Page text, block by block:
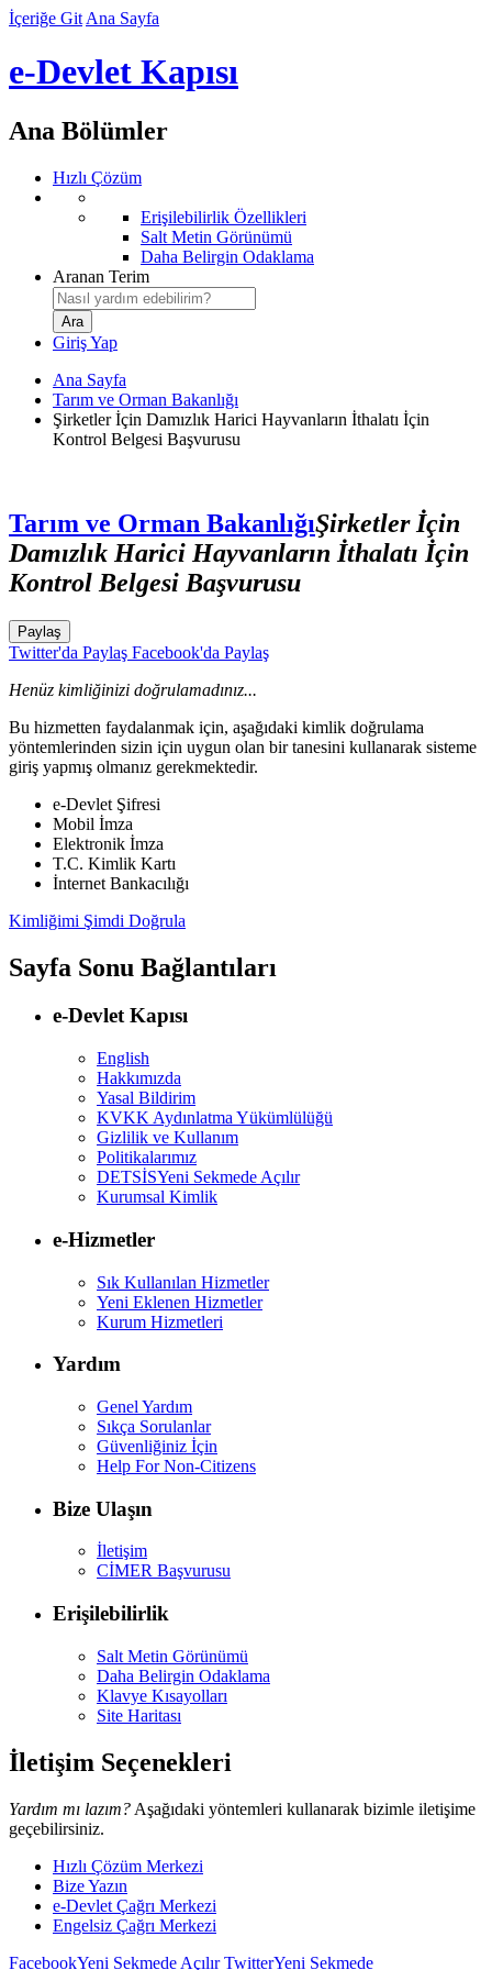
İçeriğe Git Ana Sayfa
e-Devlet Kapısı
Ana Bölümler
Hızlı Çözüm
Erişilebilirlik Özellikleri
Salt Metin Görünümü
Daha Belirgin Odaklama
Aranan Terim
Giriş Yap
Ana Sayfa
Tarım ve Orman Bakanlığı
Şirketler İçin Damızlık Harici Hayvanların İthalatı İçin
Kontrol Belgesi Başvurusu
Tarım ve Orman BakanlığıŞirketler İçin
Damızlık Harici Hayvanların İthalatı İçin
Kontrol Belgesi Başvurusu
Paylaş
Twitter'da Paylaş Facebook'da Paylaş
Henüz kimliğinizi doğrulamadınız...
Bu hizmetten faydalanmak için, aşağıdaki kimlik doğrulama
yöntemlerinden sizin için uygun olan bir tanesini kullanarak sisteme
giriş yapmış olmanız gerekmektedir.
e-Devlet Şifresi
Mobil İmza
Elektronik İmza
T.C. Kimlik Kartı
İnternet Bankacılığı
Kimliğimi Şimdi Doğrula
Sayfa Sonu Bağlantıları
e-Devlet Kapısı
English
Hakkımızda
Yasal Bildirim
KVKK Aydınlatma Yükümlülüğü
Gizlilik ve Kullanım
Politikalarımız
DETSİSYeni Sekmede Açılır
Kurumsal Kimlik
e-Hizmetler
Sık Kullanılan Hizmetler
Yeni Eklenen Hizmetler
Kurum Hizmetleri
Yardım
Genel Yardım
Sıkça Sorulanlar
Güvenliğiniz İçin
Help For Non-Citizens
Bize Ulaşın
İletişim
CİMER Başvurusu
Erişilebilirlik
Salt Metin Görünümü
Daha Belirgin Odaklama
Klavye Kısayolları
Site Haritası
İletişim Seçenekleri
Yardım mı lazım? Aşağıdaki yöntemleri kullanarak bizimle iletişime
geçebilirsiniz.
Hızlı Çözüm Merkezi
Bize Yazın
e-Devlet Çağrı Merkezi
Engelsiz Çağrı Merkezi
FacebookYeni Sekmede AçılırTwitterYeni Sekmede